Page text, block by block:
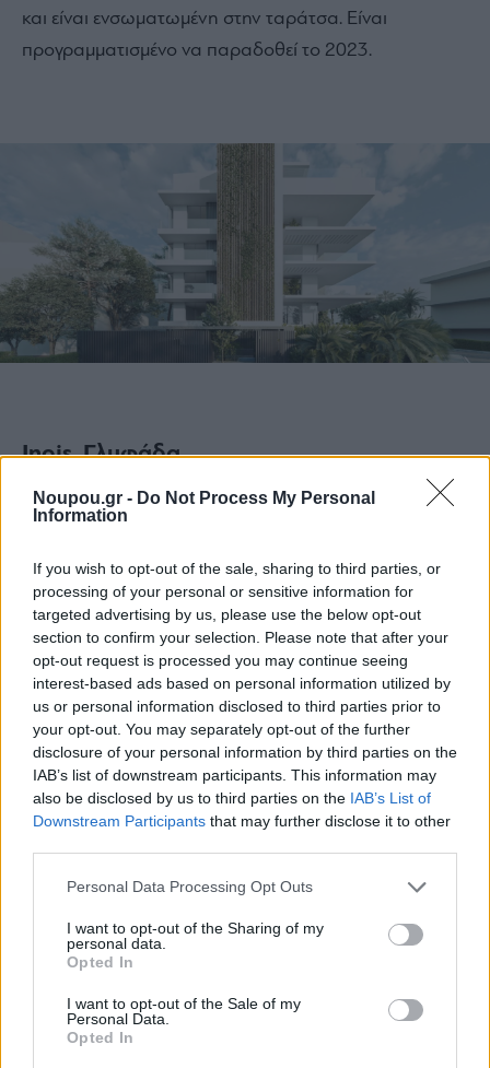
Noupou.gr - Do Not Process My Personal
Information
If you wish to opt-out of the sale, sharing to third parties, or
processing of your personal or sensitive information for
targeted advertising by us, please use the below opt-out
section to confirm your selection. Please note that after your
opt-out request is processed you may continue seeing
interest-based ads based on personal information utilized by
us or personal information disclosed to third parties prior to
your opt-out. You may separately opt-out of the further
disclosure of your personal information by third parties on the
IAB’s list of downstream participants. This information may
also be disclosed by us to third parties on the IAB’s List of
Downstream Participants that may further disclose it to other
Please note that this website/app uses one or more Google
not limited to your visit or usage behaviour. You may click to
grant or deny consent to Google and its third-party tags to
use your data for below specified purposes in below Google
consent section.
Personal Data Processing Opt Outs
I want to opt-out of the Sharing of my
personal data.
Opted In
I want to opt-out of the Sale of my
Personal Data.
Opted In
και είναι ενσωματωμένη στην ταράτσα. Είναι
προγραμματισμένο να παραδοθεί το 2023.
Inois, Γλυφάδα
Εμβαδόν: 1520 τ.μ.
Ομάδα σχεδιασμού: Μαριαλένα Τσόλκα,
YvetteWolbers, Δημήτρης Ιωσηφίδης
Ομάδα Κατασκευής: Νίκος Τσόλκας, Ηλίας Γκουσέτης,
Στέλιος Κάδογλου
Το Inois Building βρίσκεται στο οικιστικό κέντρο της
Γλυφάδας. Σχεδιασμένο ως η τέλεια αστική όαση, το
διαφορές μεταξύ φύσης και αρχιτεκτονικής, χάρη στον
καταπράσινο «τοίχο» που διαχέει τις προσόψεις του. Η
πλήρης ενσωμάτωση της φύτευσης είναι ορατή σε
δέντρα και φυτά που δημιουργούν όμορφα μοτίβα
σκιάς και φωτός στους χώρους διαβίωσης για τους